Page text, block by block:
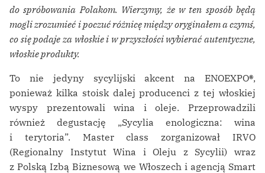
do spróbowania Polakom. Wierzymy, że w ten sposób będą
mogli zrozumieć i poczuć różnicę między oryginałem a czymś,
co się podaje za włoskie i w przyszłości wybierać autentyczne,
włoskie produkty.
To nie jedyny sycylijski akcent na ENOEXPO®,
ponieważ kilka stoisk dalej producenci z tej włoskiej
wyspy prezentowali wina i oleje. Przeprowadzili
również degustację „Sycylia enologiczna: wina
i terytoria”. Master class zorganizował IRVO
(Regionalny Instytut Wina i Oleju z Sycylii) wraz
z Polską Izbą Biznesową we Włoszech i agencją Smart